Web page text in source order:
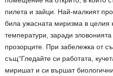
пилета и зайци. Най-малкият
била ужасната миризма в целия
температури, заради
прозорците. При забележка от
същ“Гледайте си работата,
миришат и си вършат